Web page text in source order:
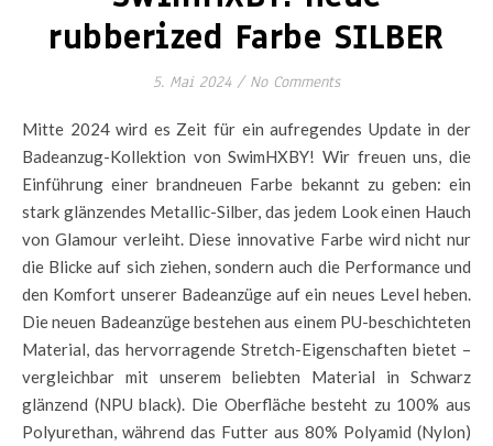
rubberized Farbe SILBER
5. Mai 2024 / No Comments
Mitte 2024 wird es Zeit für ein aufregendes Update in der
Badeanzug-Kollektion von SwimHXBY! Wir freuen uns, die
Einführung einer brandneuen Farbe bekannt zu geben: ein
stark glänzendes Metallic-Silber, das jedem Look einen Hauch
von Glamour verleiht. Diese innovative Farbe wird nicht nur
die Blicke auf sich ziehen, sondern auch die Performance und
den Komfort unserer Badeanzüge auf ein neues Level heben.
Die neuen Badeanzüge bestehen aus einem PU-beschichteten
Material, das hervorragende Stretch-Eigenschaften bietet –
vergleichbar mit unserem beliebten Material in Schwarz
glänzend (NPU black). Die Oberfläche besteht zu 100% aus
Polyurethan, während das Futter aus 80% Polyamid (Nylon)